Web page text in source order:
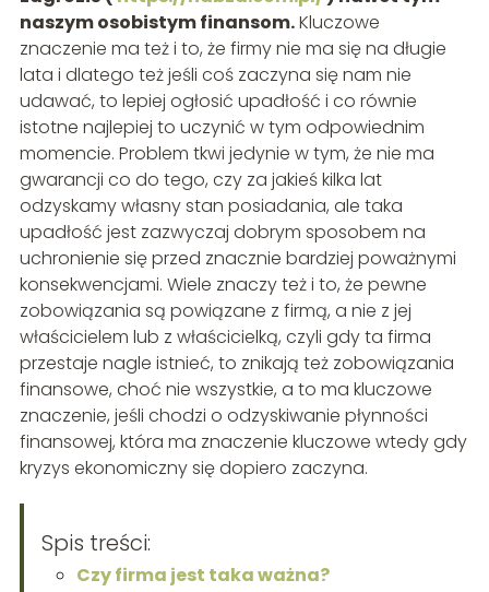
naszym osobistym finansom.Kluczowe
znaczenie ma też i to, że firmy nie ma się na długie
lata i dlatego też jeśli coś zaczyna się nam nie
udawać, to lepiej ogłosić upadłość i co równie
istotne najlepiej to uczynić w tym odpowiednim
momencie. Problem tkwi jedynie w tym, że nie ma
gwarancji co do tego, czy za jakieś kilka lat
odzyskamy własny stan posiadania, ale taka
upadłość jest zazwyczaj dobrym sposobem na
uchronienie się przed znacznie bardziej poważnymi
konsekwencjami. Wiele znaczy też i to, że pewne
zobowiązania są powiązane z firmą, a nie z jej
właścicielem lub z właścicielką, czyli gdy ta firma
przestaje nagle istnieć, to znikają też zobowiązania
finansowe, choć nie wszystkie, a to ma kluczowe
znaczenie, jeśli chodzi o odzyskiwanie płynności
finansowej, która ma znaczenie kluczowe wtedy gdy
kryzys ekonomiczny się dopiero zaczyna.
Spis treści:
Czy firma jest taka ważna?